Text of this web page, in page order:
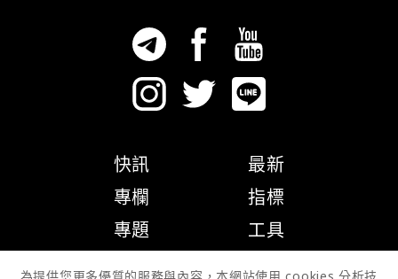
快訊
專欄
專題
最新
指標
工具